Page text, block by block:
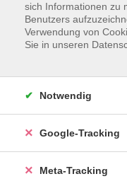
sich Informationen zu
Benutzers
Verwendung von
Sie in unseren
Notwendig
Google-Tracking
Meta-Tracking